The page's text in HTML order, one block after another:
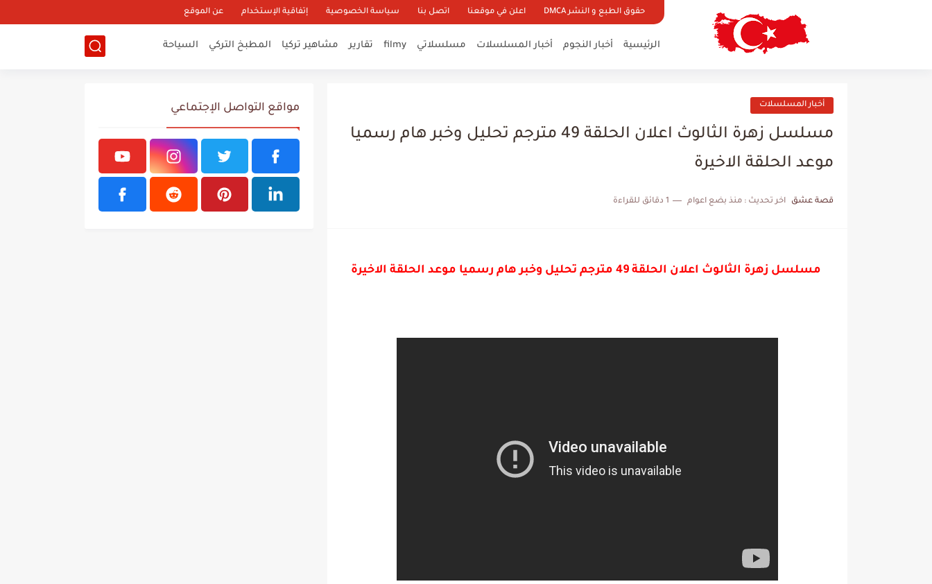
حقوق الطبع و النشر DMCA اعلن في موقعنا اتصل بنا سياسة الخصوصية إتفاقية الإستخدام عن الموقع
الرئيسية أخبار النجوم أخبار المسلسلات مسلسلاتي filmy تقارير مشاهير تركيا المطبخ التركي السياحة
أخبار المسلسلات
مسلسل زهرة الثالوث اعلان الحلقة 49 مترجم تحليل وخبر هام رسميا
موعد الحلقة الاخيرة
قصة عشق اخر تحديث : منذ بضع اعوام 1 دقائق للقراءة
مسلسل زهرة الثالوث اعلان الحلقة 49 مترجم تحليل وخبر هام رسميا موعد الحلقة الاخيرة
مواقع التواصل الإجتماعي